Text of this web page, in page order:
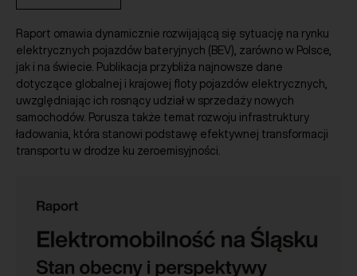
Raport omawia dynamicznie rozwijającą się sytuację na rynku
elektrycznych pojazdów bateryjnych (BEV), zarówno w Polsce,
jak i na świecie. Publikacja przybliża najnowsze dane
dotyczące globalnej i krajowej floty pojazdów elektrycznych,
uwzględniając ich rosnący udział w sprzedaży nowych
samochodów. Porusza także temat rozwoju infrastruktury
ładowania, która stanowi podstawę efektywnej transformacji
transportu w drodze ku zeroemisyjności.